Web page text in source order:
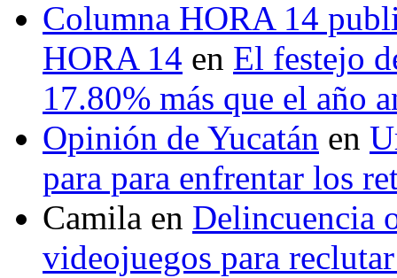
Columna HORA 14
HORA 14 en El festejo
17.80% más que el año
Opinión de Yucatán en
para para enfrentar los
Camila en Delincuencia
videojuegos para